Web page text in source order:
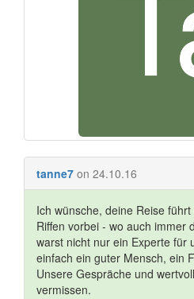
tanne7 on 24.10.16
Ich wünsche, deine Reise
Riffen vorbei - wo auch immer
warst nicht nur ein Experte für
einfach ein guter Mensch, ein
Unsere Gespräche und
vermissen.